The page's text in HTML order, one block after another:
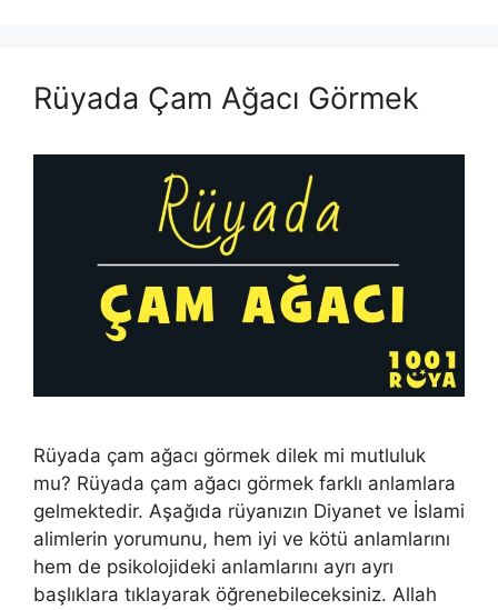
Rüyada Çam Ağacı Görmek
Rüyada çam ağacı görmek dilek mi mutluluk
mu? Rüyada çam ağacı görmek farklı anlamlara
gelmektedir. Aşağıda rüyanızın Diyanet ve İslami
alimlerin yorumunu, hem iyi ve kötü anlamlarını
hem de psikolojideki anlamlarını ayrı ayrı
başlıklara tıklayarak öğrenebileceksiniz. Allah